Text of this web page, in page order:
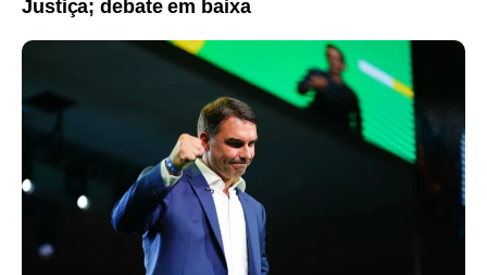
Justiça; debate em baixa